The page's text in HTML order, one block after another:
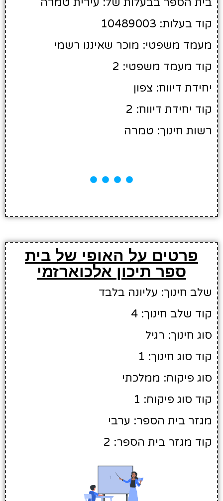
קוד בעלות: 10489003
מעמד משפטי: מוכר שאיננו רשמי
קוד מעמד משפטי: 2
יחידת דיווח: צפון
קוד יחידת דיווח: 2
רשות חינוך: טמרה
פרטים על האופי של בית
ספר תיכון אלכוארזמי
שלב חינוך: עליונה בלבד
קוד שלב חינוך: 4
סוג חינוך: רגיל
קוד סוג חינוך: 1
סוג פיקוח: ממלכתי
קוד סוג פיקוח: 1
מגזר בית הספר: ערבי
קוד מגזר בית הספר: 2